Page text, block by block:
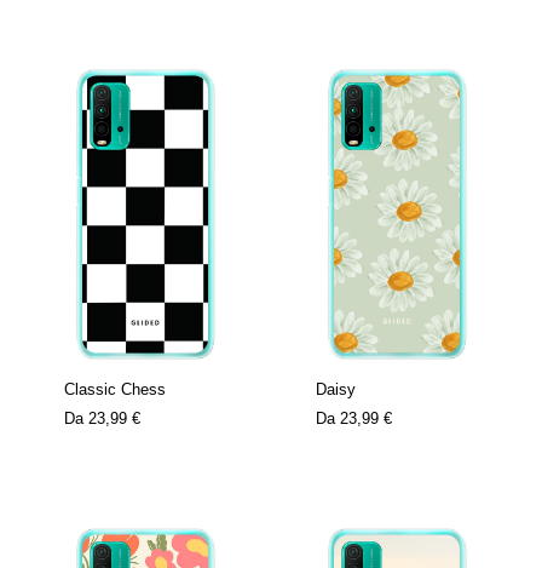
Classic Chess
Da 23,99 €
Daisy
Da 23,99 €